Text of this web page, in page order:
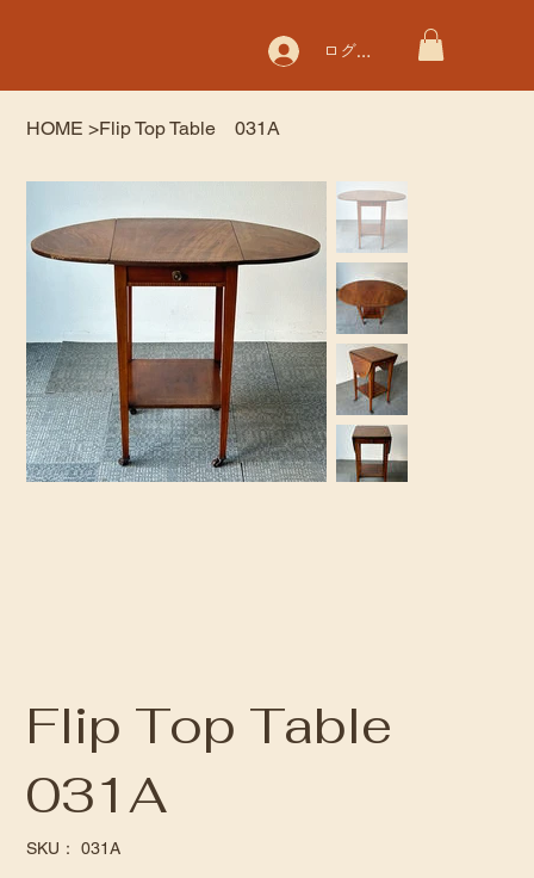
ログイン
HOME >Flip Top Table 031A
Flip Top Table
031A
SKU：
SKU：
031A